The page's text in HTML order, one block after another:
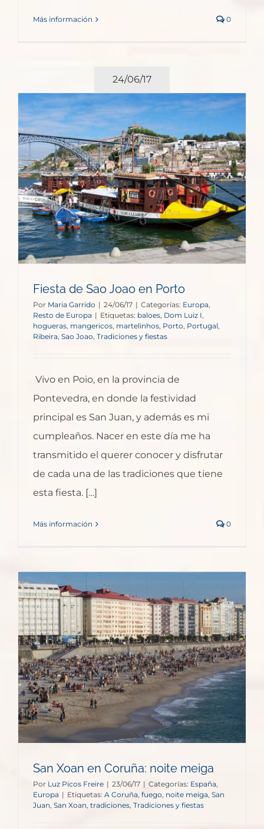
Más información 0
24/06/17
Fiesta de Sao Joao en Porto
Por Maria Garrido | 24/06/17 | Categorías: Europa,
Resto de Europa | Etiquetas: baloes, Dom Luiz I,
hogueras, mangericos, martelinhos, Porto, Portugal,
Ribeira, Sao Joao, Tradiciones y fiestas
Vivo en Poio, en la provincia de
Pontevedra, en donde la festividad
principal es San Juan, y además es mi
cumpleaños. Nacer en este día me ha
transmitido el querer conocer y disfrutar
de cada una de las tradiciones que tiene
esta fiesta. […]
Más información 0
San Xoan en Coruña: noite meiga
Por Luz Picos Freire | 23/06/17 | Categorías: España
Europa | Etiquetas: A Coruña fuego noite meiga, San
Juan San Xoan, tradiciones Tradiciones y fiestas